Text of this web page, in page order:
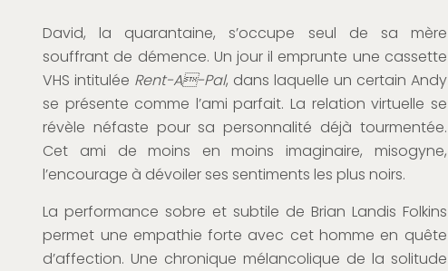
David, la quarantaine, s’occupe seul de sa mère
souffrant de démence. Un jour il emprunte une cassette
VHS intitulée Rent-A-Pal, dans laquelle un certain Andy
se présente comme l’ami parfait. La relation virtuelle se
révèle néfaste pour sa personnalité déjà tourmentée.
Cet ami de moins en moins imaginaire, misogyne,
l’encourage à dévoiler ses sentiments les plus noirs.
La performance sobre et subtile de Brian Landis Folkins
permet une empathie forte avec cet homme en quête
d’affection. Une chronique mélancolique de la solitude